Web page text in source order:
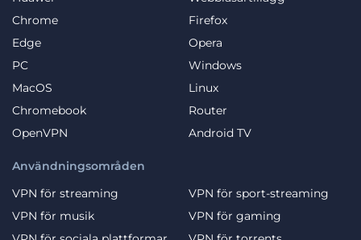
Chrome
Firefox
Edge
Opera
PC
Windows
MacOS
Linux
Chromebook
Router
OpenVPN
Android TV
Användningsområden
VPN för streaming
VPN för sport-streaming
VPN för musik
VPN för gaming